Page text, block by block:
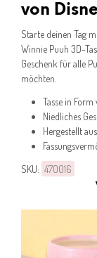
von
Starte deinen Tag
Winnie Puuh 3D-
Geschenk für alle
möchten.
Tasse in
Niedliches
Hergestellt
SKU: 470016